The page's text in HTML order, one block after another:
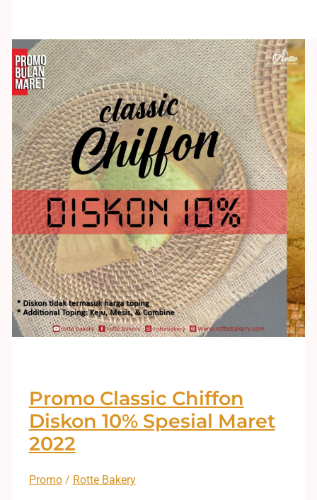
Promo Classic Chiffon
Diskon 10% Spesial Maret
2022
Promo/ Rotte Bakery